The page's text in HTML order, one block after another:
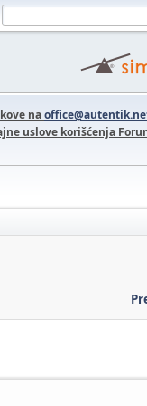
na
uslove korišćenja